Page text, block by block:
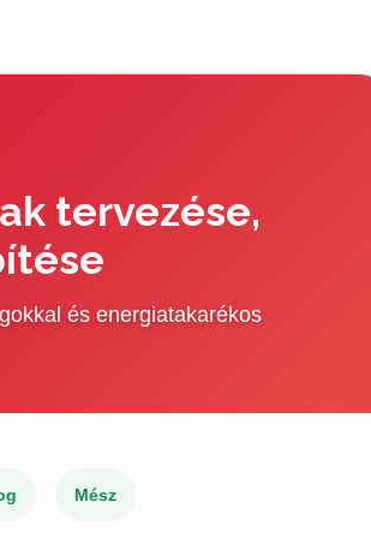
tervezése,
és energiatakarékos
Mész